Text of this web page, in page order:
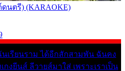
นตรี) (KARAOKE)
เรียนราม ได้อีกสักสามพัน ฉันคง
กงยีนส์ ลีวายส์มาใส่ เพราะเราเป็น